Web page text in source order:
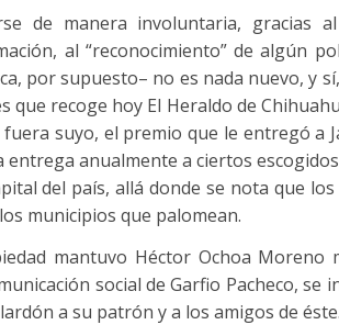
de manera involuntaria, gracias
al “reconocimiento” de algún
por supuesto– no es nada nuevo, y
que recoge hoy El Heraldo de
suyo, el premio que le entregó a
entrega anualmente a ciertos
del país, allá donde se nota que
municipios que palomean.
mantuvo Héctor Ochoa Moreno
social de Garfio Pacheco, se
a su patrón y a los amigos de éste.